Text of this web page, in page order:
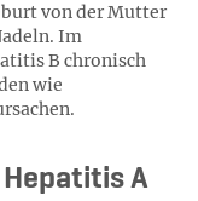
von der Mutter
Im
B chronisch
wie
A